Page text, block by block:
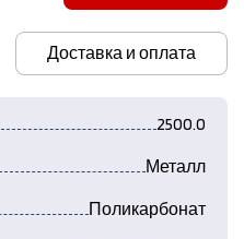
Доставка и оплата
2500.0
Металл
Поликарбонат